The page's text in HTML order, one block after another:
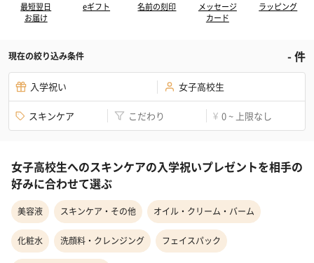
最短翌日
お届け
eギフト 名前の刻印
メッセージ
カード
ラッピング
現在の絞り込み条件 -件
入学祝い 女子高校生
スキンケア こだわり ¥ 0 ~ 上限なし
女子高校生へのスキンケアの入学祝いプレゼントを相手の
好みに合わせて選ぶ
美容液 スキンケア・その他 オイル・クリーム・バーム
化粧水 洗顔料・クレンジング フェイスパック